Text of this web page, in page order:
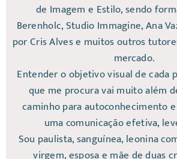
de Imagem e Estilo, sendo
Berenholc, Studio Immagine, Ana
por Cris Alves e muitos outros
mercado.
Entender o objetivo visual de cada
que me procura vai muito além
caminho para autoconhecimento
uma comunicação efetiva,
Sou paulista, sanguínea, leonina
virgem, esposa e mãe de duas